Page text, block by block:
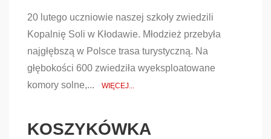
20 lutego uczniowie naszej szkoły zwiedzili
Kopalnię Soli w Kłodawie. Młodzież przebyła
najgłębszą w Polsce trasa turystyczną. Na
głębokości 600 zwiedziła wyeksploatowane
komory solne,...
WIĘCEJ...
KOSZYKÓWKA